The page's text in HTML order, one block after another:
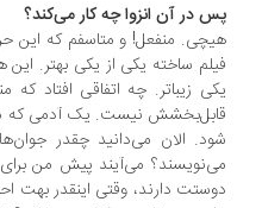
در آن انزوا چه کار می‌کند؟
منفعل! و متاسفم که این حرف را
ساخته یکی از یکی بهتر. این همه
زیباتر. چه اتفاقی افتاد که
نیست. یک آدمی که
الان می‌دانید چقدر جوان‌ها دارند
می‌آیند پیش من برای
دارند، وقتی اینقدر بهت احترام